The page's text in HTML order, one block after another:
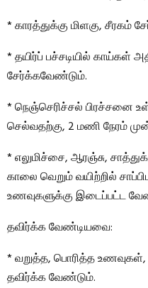
* காரத்துக்கு மிளகு, சீரகம்
* தயிர்ப் பச்சடியில் காய்கள்
சேர்க்கவேண்டும்.
* நெஞ்செரிச்சல் பிரச்சனை
செல்வதற்கு, 2 மணி நேரம்
* எலுமிச்சை, ஆரஞ்சு,
காலை வெறும் வயிற்றில்
உணவுகளுக்கு இடைப்பட்ட
தவிர்க்க வேண்டியவை:
* வறுத்த, பொரித்த
தவிர்க்க வேண்டும்.